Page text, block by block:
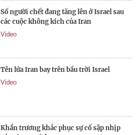
Số người chết đang tăng lên ở Israel sau
các cuộc không kích của Iran
Video
Tên lửa Iran bay trên bầu trời Israel
Video
Khẩn trương khắc phục sự cố sập nhịp